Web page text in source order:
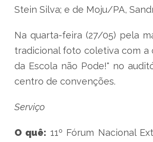
Stein Silva; e de Moju/PA,
Na quarta-feira (27/05) pela
tradicional foto coletiva com a
da Escola não Pode!" no
centro de convenções.
Serviço
O quê: 11º Fórum Nacional